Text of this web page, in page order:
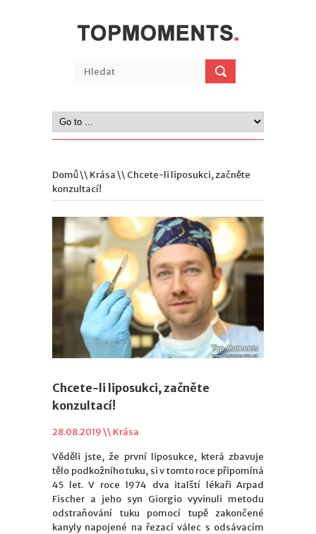
Domů\\ Krása\\ Chcete-li liposukci, začněte
konzultací!
Chcete-li liposukci, začněte
konzultací!
28.08.2019 \\ Krása
Věděli jste, že první liposukce, která zbavuje
tělo podkožního tuku, si v tomto roce připomíná
45 let. V roce 1974 dva italští lékaři Arpad
Fischer a jeho syn Giorgio vyvinuli metodu
odstraňování tuku pomocí tupě zakončené
kanyly napojené na řezací válec s odsávacím